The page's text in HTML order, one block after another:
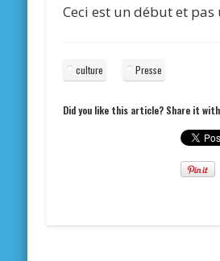
Ceci est un début et pas
culture Presse
Did you like this article? Share it